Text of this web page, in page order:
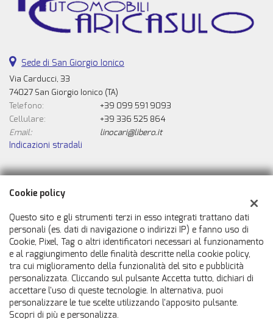
Sede di San Giorgio Ionico
Via Carducci, 33
74027 San Giorgio Ionico (TA)
Telefono:
+39 099 591 9093
Cellulare:
+39 336 525 864
Email:
linocari@libero.it
Indicazioni stradali
Dati fiscali:
Automobili Caricasulo Snc
Via Carducci, 33, San Giorgio Ionico (TA)
C.F/P.IVA:02007050731
Registro delle imprese:TA
Cookie policy
Questo sito e gli strumenti terzi in esso integrati trattano dati
personali (es. dati di navigazione o indirizzi IP) e fanno uso di
Cookie, Pixel, Tag o altri identificatori necessari al funzionamento
e al raggiungimento delle finalità descritte nella cookie policy,
tra cui miglioramento della funzionalità del sito e pubblicità
personalizzata. Cliccando sul pulsante Accetta tutto, dichiari di
accettare l'uso di queste tecnologie. In alternativa, puoi
personalizzare le tue scelte utilizzando l'apposito pulsante.
Scopri di più e personalizza.